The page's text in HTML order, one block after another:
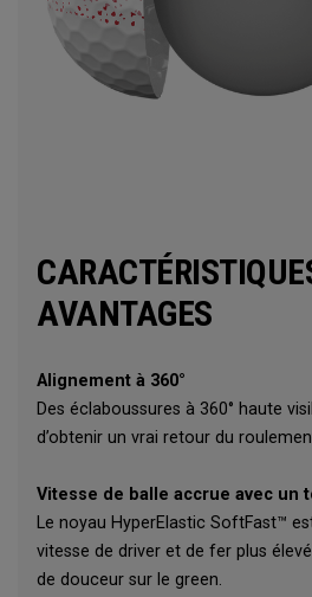
AVANTAGES
Alignement à 360°
Des éclaboussures à 360° haute
d’obtenir un vrai retour du
Vitesse de balle accrue avec un
Le noyau HyperElastic SoftFast™
vitesse de driver et de fer plus
de douceur sur le green.